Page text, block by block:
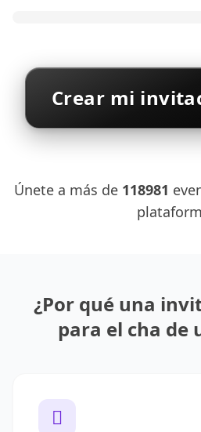
Crear mi
Únete a más de 118981
¿Por qué una
para el cha de